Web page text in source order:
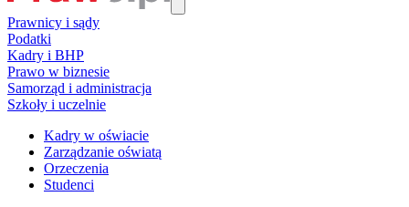
Prawnicy i sądy
Podatki
Kadry i BHP
Prawo w biznesie
Samorząd i administracja
Szkoły i uczelnie
Kadry w oświacie
Zarządzanie oświatą
Orzeczenia
Studenci